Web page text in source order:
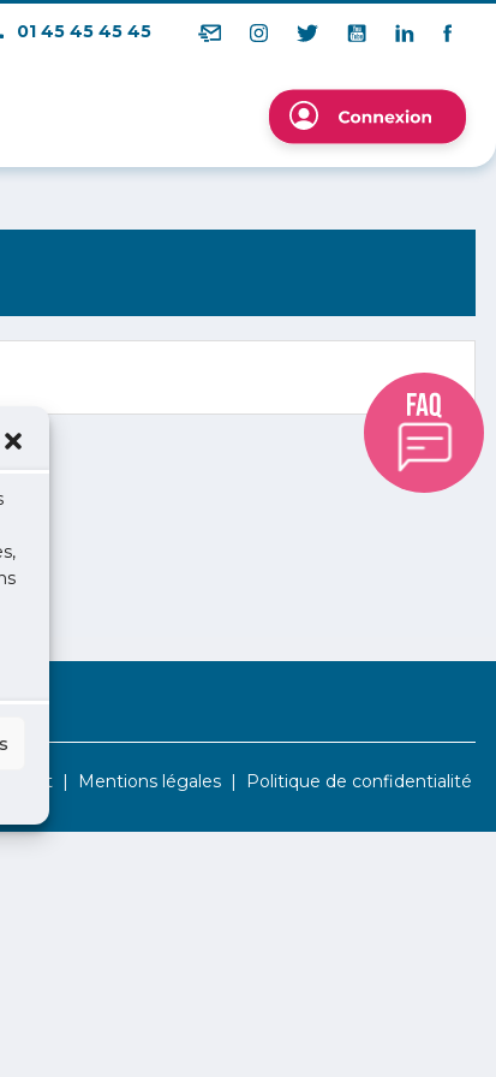
01 45 45 45 45
Mentions légales Politique de confidentialité